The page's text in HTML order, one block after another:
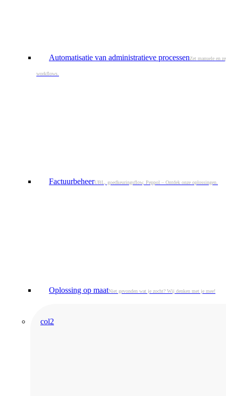
Automatisatie van administratieve processenZet manuele en
workflows.
FactuurbeheerUBL, goedkeuringsflow, Peppol – Ontdek onze oplossingen.
Oplossing op maatNiet gevonden wat je zocht? Wij denken met je mee!
col2